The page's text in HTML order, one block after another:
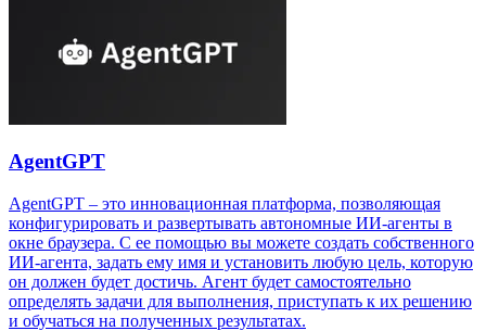
AgentGPT
AgentGPT – это инновационная платформа, позволяющая
конфигурировать и развертывать автономные ИИ-агенты в
окне браузера. С ее помощью вы можете создать собственного
ИИ-агента, задать ему имя и установить любую цель, которую
он должен будет достичь. Агент будет самостоятельно
определять задачи для выполнения, приступать к их решению
и обучаться на полученных результатах.